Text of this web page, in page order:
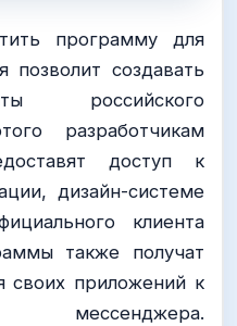
программу для
позволит создавать
российского
разработчикам
доступ к
дизайн-системе
клиента
также получат
своих приложений к
мессенджера.